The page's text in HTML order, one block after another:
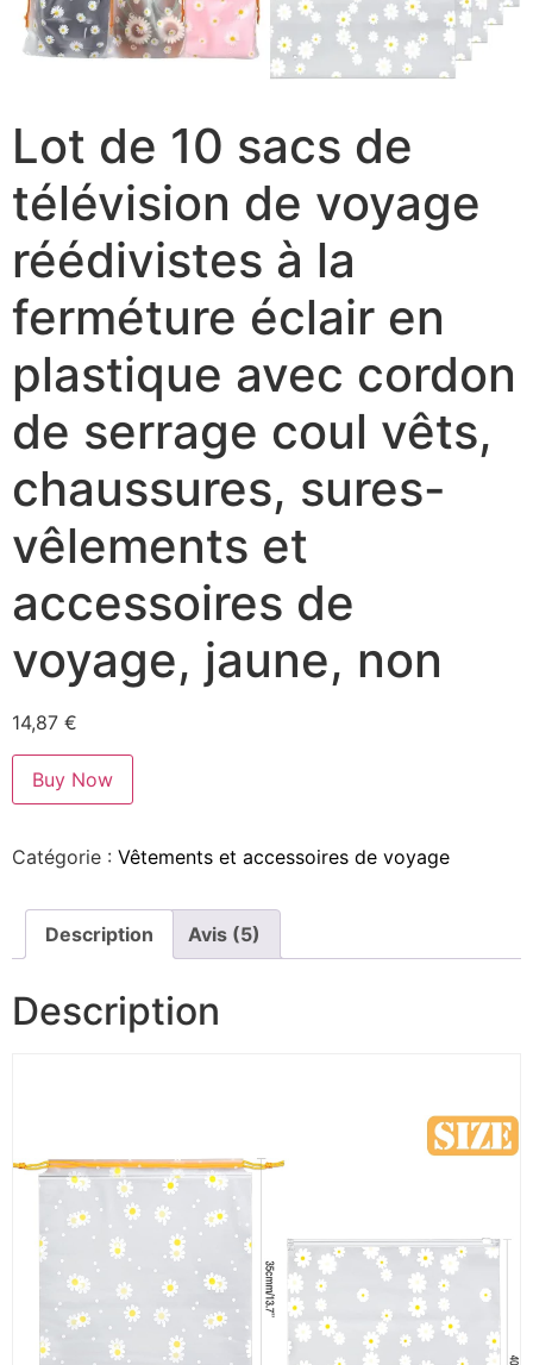
Lot de 10 sacs de
télévision de voyage
réédivistes à la
ferméture éclair en
plastique avec cordon
de serrage coul vêts,
chaussures, sures-
vêlements et
accessoires de
voyage, jaune, non
14,87 €
Buy Now
Catégorie : Vêtements et accessoires de voyage
Description Avis (5)
Description